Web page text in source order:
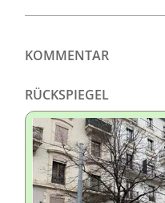
KOMMENTAR
RÜCKSPIEGEL